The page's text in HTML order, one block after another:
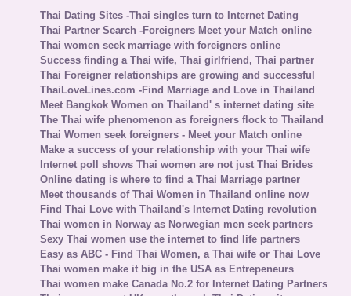
Thai Dating Sites -Thai singles turn to Internet Dating
Thai Partner Search -Foreigners Meet your Match online
Thai women seek marriage with foreigners online
Success finding a Thai wife, Thai girlfriend, Thai partner
Thai Foreigner relationships are growing and successful
ThaiLoveLines.com -Find Marriage and Love in Thailand
Meet Bangkok Women on Thailand' s internet dating site
The Thai wife phenomenon as foreigners flock to Thailand
Thai Women seek foreigners - Meet your Match online
Make a success of your relationship with your Thai wife
Internet poll shows Thai women are not just Thai Brides
Online dating is where to find a Thai Marriage partner
Meet thousands of Thai Women in Thailand online now
Find Thai Love with Thailand's Internet Dating revolution
Thai women in Norway as Norwegian men seek partners
Sexy Thai women use the internet to find life partners
Easy as ABC - Find Thai Women, a Thai wife or Thai Love
Thai women make it big in the USA as Entrepeneurs
Thai women make Canada No.2 for Internet Dating Partners